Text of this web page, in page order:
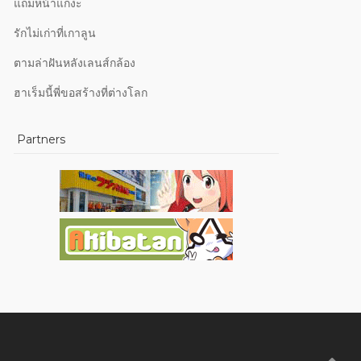
รักไม่เก่าที่เกาลูน
ตามล่าฝันหลังเลนส์กล้อง
ฮาเร็มนี้พี่ขอสร้างที่ต่างโลก
Partners